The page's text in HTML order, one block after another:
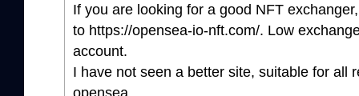
If you are looking for a good NFT
to https://opensea-io-nft.com/. Low
account.
I have not seen a better site, suitable for all
opensea